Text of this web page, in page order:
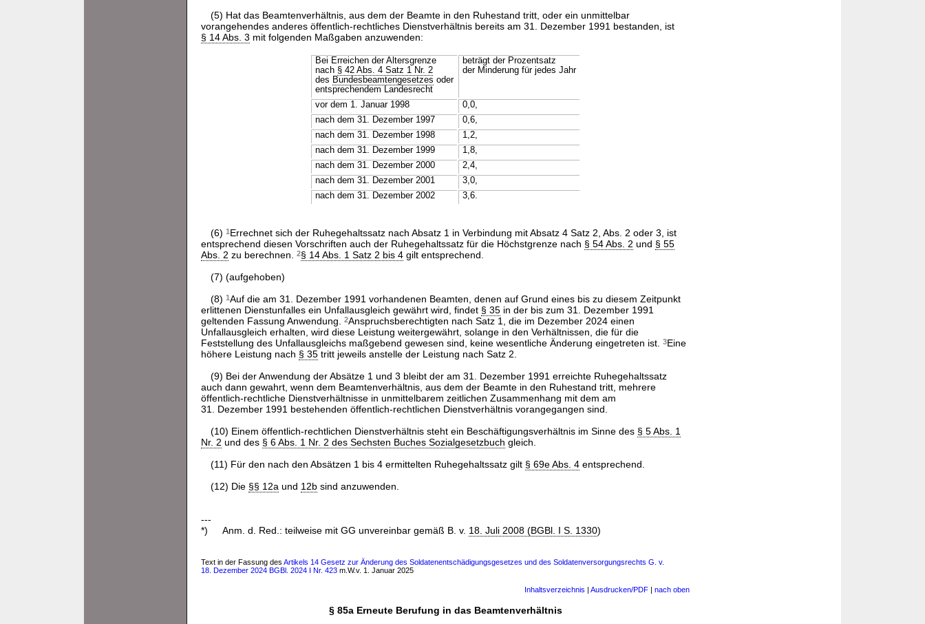
(5) Hat das Beamtenverhältnis, aus dem der Beamte in den Ruhestand tritt, oder ein unmittelbar
vorangehendes anderes öffentlich-rechtliches Dienstverhältnis bereits am 31. Dezember 1991 bestanden, ist
§ 14 Abs. 3 mit folgenden Maßgaben anzuwenden:
Bei Erreichen der Altersgrenze
nach § 42 Abs. 4 Satz 1 Nr. 2
des Bundesbeamtengesetzes oder
entsprechendem Landesrecht
beträgt der Prozentsatz
der Minderung für jedes Jahr
vor dem 1. Januar 1998
0,0,
nach dem 31. Dezember 1997
0,6,
nach dem 31. Dezember 1998
1,2,
nach dem 31. Dezember 1999
1,8,
nach dem 31. Dezember 2000
2,4,
nach dem 31. Dezember 2001
3,0,
nach dem 31. Dezember 2002
3,6.
(6) 1 Errechnet sich der Ruhegehaltssatz nach Absatz 1 in Verbindung mit Absatz 4 Satz 2, Abs. 2 oder 3, ist
entsprechend diesen Vorschriften auch der Ruhegehaltssatz für die Höchstgrenze nach § 54 Abs. 2 und § 55
Abs. 2 zu berechnen. 2§ 14 Abs. 1 Satz 2 bis 4 gilt entsprechend.
(7) (aufgehoben)
(8) 1 Auf die am 31. Dezember 1991 vorhandenen Beamten, denen auf Grund eines bis zu diesem Zeitpunkt
erlittenen Dienstunfalles ein Unfallausgleich gewährt wird, findet § 35 in der bis zum 31. Dezember 1991
geltenden Fassung Anwendung. 2Anspruchsberechtigten nach Satz 1, die im Dezember 2024 einen
Unfallausgleich erhalten, wird diese Leistung weitergewährt, solange in den Verhältnissen, die für die
Feststellung des Unfallausgleichs maßgebend gewesen sind, keine wesentliche Änderung eingetreten ist. 3Eine
höhere Leistung nach § 35 tritt jeweils anstelle der Leistung nach Satz 2.
(9) Bei der Anwendung der Absätze 1 und 3 bleibt der am 31. Dezember 1991 erreichte Ruhegehaltssatz
auch dann gewahrt, wenn dem Beamtenverhältnis, aus dem der Beamte in den Ruhestand tritt, mehrere
öffentlich-rechtliche Dienstverhältnisse in unmittelbarem zeitlichen Zusammenhang mit dem am
31. Dezember 1991 bestehenden öffentlich-rechtlichen Dienstverhältnis vorangegangen sind.
(10) Einem öffentlich-rechtlichen Dienstverhältnis steht ein Beschäftigungsverhältnis im Sinne des § 5 Abs. 1
Nr. 2 und des § 6 Abs. 1 Nr. 2 des Sechsten Buches Sozialgesetzbuch gleich.
(11) Für den nach den Absätzen 1 bis 4 ermittelten Ruhegehaltssatz gilt § 69e Abs. 4 entsprechend.
(12) Die §§ 12a und 12b sind anzuwenden.
---
*)
Anm. d. Red.: teilweise mit GG unvereinbar gemäß B. v. 18. Juli 2008 (BGBl. I S. 1330)
Text in der Fassung des Artikels 14 Gesetz zur Änderung des Soldatenentschädigungsgesetzes und des Soldatenversorgungsrechts G. v.
18. Dezember 2024 BGBl. 2024 I Nr. 423 m.W.v. 1. Januar 2025
Inhaltsverzeichnis Ausdrucken/PDF nach oben
§ 85a Erneute Berufung in das Beamtenverhältnis